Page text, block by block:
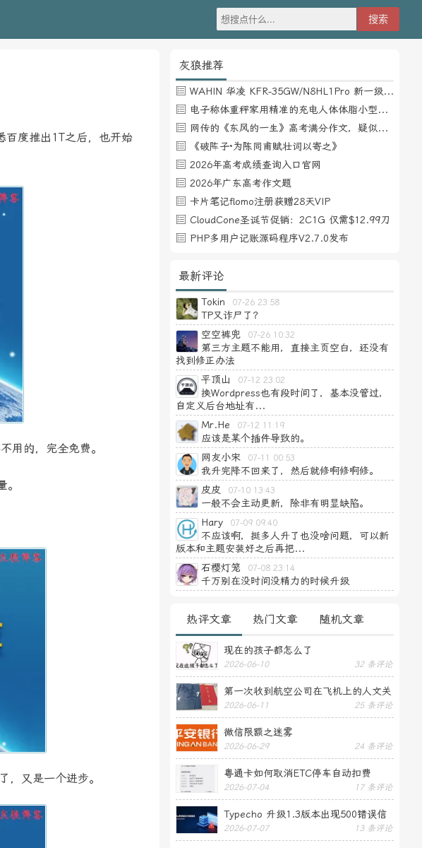
度推出1T之后，也开始
用的，完全免费。
又是一个进步。
灰狼推荐
WAHIN 华凌 KFR-35GW/N8HL1Pro 新一级能效 壁挂式空调 1.5匹
电子称体重秤家用精准的充电人体体脂小型称重支持HUAWEI HiLink
网传的《东风的一生》高考满分作文，疑似自媒体或其他渠道炒作
《破阵子·为陈同甫赋壮词以寄之》
2026年高考成绩查询入口官网
2026年广东高考作文题
卡片笔记flomo注册获赠28天VIP
CloudCone圣诞节促销：2C1G 仅需$12.99刀
PHP多用户记账源码程序V2.7.0发布
最新评论
Tokin 07-26 23:58
TP又诈尸了？
空空裤兜
07-26 10:32
第三方主题不能用，直接主页空白，还没有
找到修正办法
平顶山
07-12 23:02
换Wordpress也有段时间了，基本没管过，
自定义后台地址有...
Mr.He
07-12 11:19
应该是某个插件导致的。
网友小宋
07-11 00:53
我升完降不回来了，然后就修啊修啊修。
皮皮
07-10 13:43
一般不会主动更新，除非有明显缺陷。
Hary
07-09 09:40
不应该啊，挺多人升了也没啥问题，可以新
版本和主题安装好之后再把...
石樱灯笼
07-08 23:14
千万别在没时间没精力的时候升级
热评文章 热门文章 随机文章
现在的孩子都怎么了
2026-06-10 32 条评论
第一次收到航空公司在飞机上的人文关
怀——送生日贺卡
2026-06-11 25 条评论
微信限额之迷雾
2026-06-29 24 条评论
粤通卡如何取消ETC停车自动扣费
2026-07-04 17 条评论
Typecho 升级1.3版本出现500错误信
息
2026-07-07 13 条评论